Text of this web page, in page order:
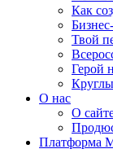
Как
Твой
Герой
О нас
О
Платформа